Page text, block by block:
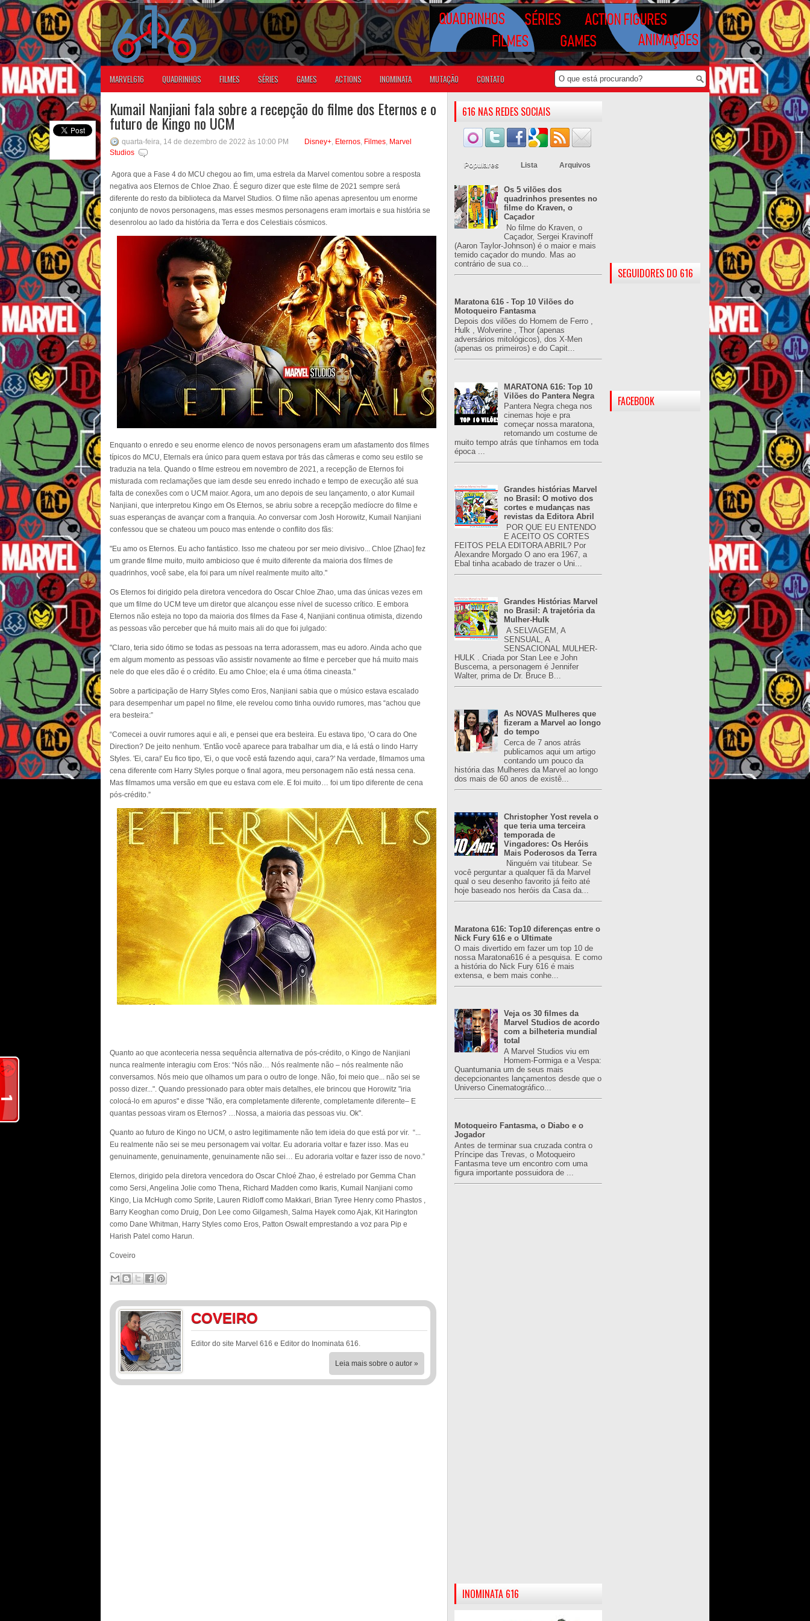
MARVEL616 QUADRINHOS FILMES SÉRIES GAMES ACTIONS INOMINATA MUTAÇÃO CONTATO
Kumail Nanjiani fala sobre a recepção do filme dos Eternos e o
futuro de Kingo no UCM
quarta-feira, 14 de dezembro de 2022 às 10:00 PM Disney+, Eternos, Filmes, Marvel
Studios
Agora que a Fase 4 do MCU chegou ao fim, uma estrela da Marvel comentou sobre a resposta
negativa aos Eternos de Chloe Zhao. É seguro dizer que este filme de 2021 sempre será
diferente do resto da biblioteca da Marvel Studios. O filme não apenas apresentou um enorme
conjunto de novos personagens, mas esses mesmos personagens eram imortais e sua história se
desenrolou ao lado da história da Terra e dos Celestiais cósmicos.
Enquanto o enredo e seu enorme elenco de novos personagens eram um afastamento dos filmes
típicos do MCU, Eternals era único para quem estava por trás das câmeras e como seu estilo se
traduzia na tela. Quando o filme estreou em novembro de 2021, a recepção de Eternos foi
misturada com reclamações que iam desde seu enredo inchado e tempo de execução até sua
falta de conexões com o UCM maior. Agora, um ano depois de seu lançamento, o ator Kumail
Nanjiani, que interpretou Kingo em Os Eternos, se abriu sobre a recepção medíocre do filme e
suas esperanças de avançar com a franquia. Ao conversar com Josh Horowitz, Kumail Nanjiani
confessou que se chateou um pouco mas entende o conflito dos fãs:
"Eu amo os Eternos. Eu acho fantástico. Isso me chateou por ser meio divisivo... Chloe [Zhao] fez
um grande filme muito, muito ambicioso que é muito diferente da maioria dos filmes de
quadrinhos, você sabe, ela foi para um nível realmente muito alto."
Os Eternos foi dirigido pela diretora vencedora do Oscar Chloe Zhao, uma das únicas vezes em
que um filme do UCM teve um diretor que alcançou esse nível de sucesso crítico. E embora
Eternos não esteja no topo da maioria dos filmes da Fase 4, Nanjiani continua otimista, dizendo
as pessoas vão perceber que há muito mais ali do que foi julgado:
"Claro, teria sido ótimo se todas as pessoas na terra adorassem, mas eu adoro. Ainda acho que
em algum momento as pessoas vão assistir novamente ao filme e perceber que há muito mais
nele do que eles dão é o crédito. Eu amo Chloe; ela é uma ótima cineasta."
Sobre a participação de Harry Styles como Eros, Nanjiani sabia que o músico estava escalado
para desempenhar um papel no filme, ele revelou como tinha ouvido rumores, mas “achou que
era besteira:”
“Comecei a ouvir rumores aqui e ali, e pensei que era besteira. Eu estava tipo, ‘O cara do One
Direction? De jeito nenhum. 'Então você aparece para trabalhar um dia, e lá está o lindo Harry
Styles. 'Ei, cara!' Eu fico tipo, 'Ei, o que você está fazendo aqui, cara?' Na verdade, filmamos uma
cena diferente com Harry Styles porque o final agora, meu personagem não está nessa cena.
Mas filmamos uma versão em que eu estava com ele. E foi muito… foi um tipo diferente de cena
pós-crédito.”
Quanto ao que aconteceria nessa sequência alternativa de pós-crédito, o Kingo de Nanjiani
nunca realmente interagiu com Eros: “Nós não… Nós realmente não – nós realmente não
conversamos. Nós meio que olhamos um para o outro de longe. Não, foi meio que... não sei se
posso dizer...". Quando pressionado para obter mais detalhes, ele brincou que Horowitz "iria
colocá-lo em apuros" e disse "Não, era completamente diferente, completamente diferente– E
quantas pessoas viram os Eternos? …Nossa, a maioria das pessoas viu. Ok".
Quanto ao futuro de Kingo no UCM, o astro legitimamente não tem ideia do que está por vir. “...
Eu realmente não sei se meu personagem vai voltar. Eu adoraria voltar e fazer isso. Mas eu
genuinamente, genuinamente, genuinamente não sei… Eu adoraria voltar e fazer isso de novo.”
Eternos, dirigido pela diretora vencedora do Oscar Chloé Zhao, é estrelado por Gemma Chan
como Sersi, Angelina Jolie como Thena, Richard Madden como Ikaris, Kumail Nanjiani como
Kingo, Lia McHugh como Sprite, Lauren Ridloff como Makkari, Brian Tyree Henry como Phastos ,
Barry Keoghan como Druig, Don Lee como Gilgamesh, Salma Hayek como Ajak, Kit Harington
como Dane Whitman, Harry Styles como Eros, Patton Oswalt emprestando a voz para Pip e
Harish Patel como Harun.
Coveiro
COVEIRO
Editor do site Marvel 616 e Editor do Inominata 616.
Leia mais sobre o autor »
616 NAS REDES SOCIAIS
Populares Lista Arquivos
Os 5 vilões dos
quadrinhos presentes no
filme do Kraven, o
Caçador
No filme do Kraven, o
Caçador, Sergei Kravinoff
(Aaron Taylor-Johnson) é o maior e mais
temido caçador do mundo. Mas ao
contrário de sua co...
Maratona 616 - Top 10 Vilões do
Motoqueiro Fantasma
Depois dos vilões do Homem de Ferro ,
Hulk , Wolverine , Thor (apenas
adversários mitológicos), dos X-Men
(apenas os primeiros) e do Capit...
MARATONA 616: Top 10
Vilões do Pantera Negra
Pantera Negra chega nos
cinemas hoje e pra
começar nossa maratona,
retomando um costume de
muito tempo atrás que tínhamos em toda
época ...
Grandes histórias Marvel
no Brasil: O motivo dos
cortes e mudanças nas
revistas da Editora Abril
POR QUE EU ENTENDO
E ACEITO OS CORTES
FEITOS PELA EDITORA ABRIL? Por
Alexandre Morgado O ano era 1967, a
Ebal tinha acabado de trazer o Uni...
Grandes Histórias Marvel
no Brasil: A trajetória da
Mulher-Hulk
A SELVAGEM, A
SENSUAL, A
SENSACIONAL MULHER-
HULK . Criada por Stan Lee e John
Buscema, a personagem é Jennifer
Walter, prima de Dr. Bruce B...
As NOVAS Mulheres que
fizeram a Marvel ao longo
do tempo
Cerca de 7 anos atrás
publicamos aqui um artigo
contando um pouco da
história das Mulheres da Marvel ao longo
dos mais de 60 anos de existê...
Christopher Yost revela o
que teria uma terceira
temporada de
Vingadores: Os Heróis
Mais Poderosos da Terra
Ninguém vai titubear. Se
você perguntar a qualquer fã da Marvel
qual o seu desenho favorito já feito até
hoje baseado nos heróis da Casa da...
Maratona 616: Top10 diferenças entre o
Nick Fury 616 e o Ultimate
O mais divertido em fazer um top 10 de
nossa Maratona616 é a pesquisa. E como
a história do Nick Fury 616 é mais
extensa, e bem mais conhe...
Veja os 30 filmes da
Marvel Studios de acordo
com a bilheteria mundial
total
A Marvel Studios viu em
Homem-Formiga e a Vespa:
Quantumania um de seus mais
decepcionantes lançamentos desde que o
Universo Cinematográfico...
Motoqueiro Fantasma, o Diabo e o
Jogador
Antes de terminar sua cruzada contra o
Príncipe das Trevas, o Motoqueiro
Fantasma teve um encontro com uma
figura importante possuidora de ...
INOMINATA 616
SEGUIDORES DO 616
FACEBOOK